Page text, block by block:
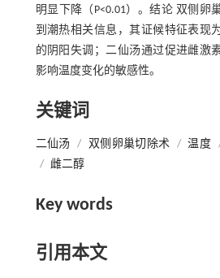
明显下降（P<0.01）。结论 双侧卵
到潮热相关信息，其证候特征表现
的阴阳失调；二仙汤通过促进雌激
影响温度变化的敏感性。
关键词
二仙汤 / 双侧卵巢切除术 / 温度
/
雌二醇
Key words
引用本文